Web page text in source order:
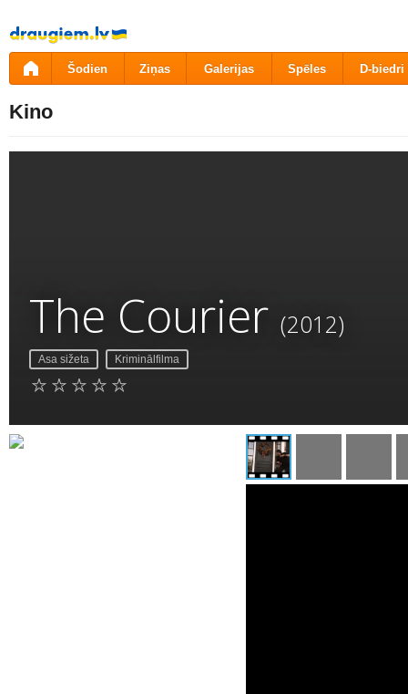
Pāriet
uz
saturu
Šodien Ziņas Galerijas Spēles D-biedri
Kino
The Courier (2012)
Asa sižeta Kriminālfilma